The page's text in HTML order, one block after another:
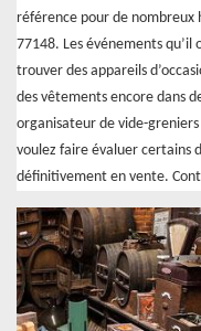
référence pour de nombreux
77148. Les événements qu’il
trouver des appareils
des vêtements encore dans
organisateur de vide-
voulez faire évaluer certains
définitivement en vente.